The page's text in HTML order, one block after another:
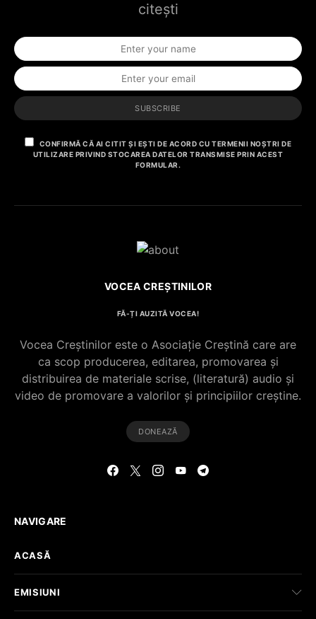
citești
SUBSCRIBE
CONFIRMĂ CĂ AI CITIT ȘI EȘTI DE ACORD CU TERMENII NOȘTRI DE
UTILIZARE PRIVIND STOCAREA DATELOR TRANSMISE PRIN ACEST
FORMULAR.
VOCEA CREȘTINILOR
FĂ-ȚI AUZITĂ VOCEA!
Vocea Creștinilor este o Asociație Creștină care are
ca scop producerea, editarea, promovarea și
distribuirea de materiale scrise, (literatură) audio și
video de promovare a valorilor și principiilor creștine.
DONEAZĂ
NAVIGARE
ACASĂ
EMISIUNI